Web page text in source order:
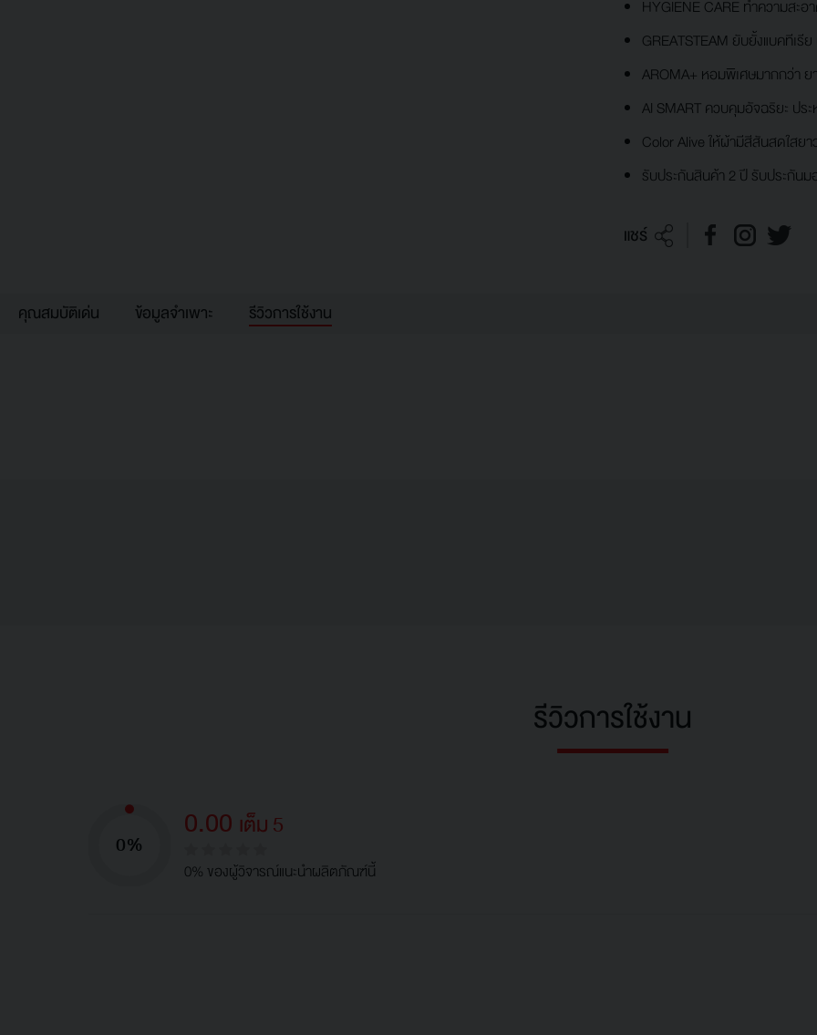
HYGIENE CARE ทำความสะ
GREATSTEAM ยับยั้งแบคทีเรี
AROMA+ หอมพิเศษมากกว่า ย
AI SMART ควบคุมอัจฉริยะ ปร
Color Alive ให้ผ้ามีสีสันสดใส
รับประกันสินค้า 2 ปี รับประกันม
แชร์
คุณสมบัติเด่น ข้อมูลจำเพาะ รีวิวการใช้งาน
รีวิวการใช้งาน
0% 0.00 เต็ม 5
0% ของผู้วิจารณ์แนะนำผลิตภัณฑ์นี้